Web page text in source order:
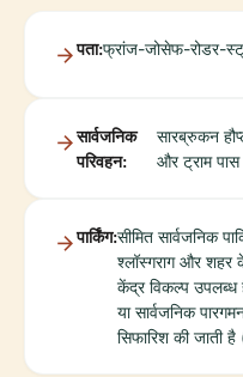
पता:फ्रांज-जोसेफ-रोडर-
सार्वजनिक
परिवहन:
सारब्रुकन
और ट्राम
पार्किंग:सीमित सार्वजनिक
श्लॉस्गराग और शहर
केंद्र विकल्प
या सार्वजनिक
सिफारिश की जाती है